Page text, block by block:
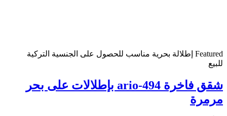
Featured إطلالة بحرية مناسب للحصول على الجنسية التركية
للبيع
شقق فاخرة 494-ario بإطلالات على بحر
مرمرة